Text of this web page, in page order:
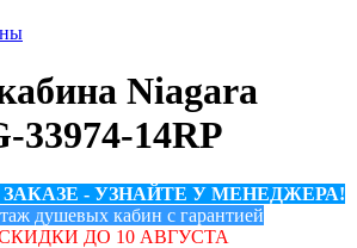
Niagara
33974-14RP
- УЗНАЙТЕ У МЕНЕДЖЕРА!
душевых кабин с гарантией
ДО 10 АВГУСТА